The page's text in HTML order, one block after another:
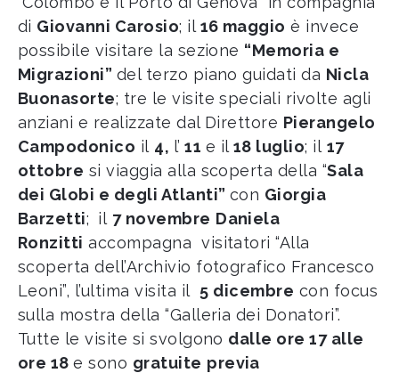
di Giovanni Carosio; il 16 maggio è invece
possibile visitare la sezione “Memoria e
Migrazioni” del terzo piano guidati da Nicla
Buonasorte; tre le visite speciali rivolte agli
anziani e realizzate dal Direttore Pierangelo
Campodonico il 4, l’ 11 e il 18 luglio; il 17
ottobre si viaggia alla scoperta della “Sala
dei Globi e degli Atlanti” con Giorgia
Barzetti; il 7 novembre Daniela
Ronzitti accompagna visitatori “Alla
scoperta dell’Archivio fotografico Francesco
Leoni”, l’ultima visita il 5 dicembre con focus
sulla mostra della “Galleria dei Donatori”.
Tutte le visite si svolgono dalle ore 17 alle
ore 18e sono gratuite previa